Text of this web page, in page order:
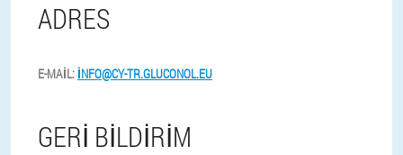
ADRES
E-MAIL: INFO@CY-TR.GLUCONOL.EU
GERI BILDIRIM